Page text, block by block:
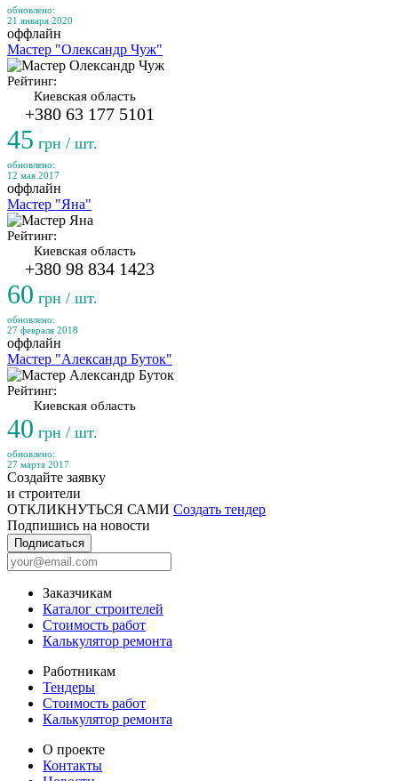
обновлено:
21 января 2020
оффлайн
Мастер "Олександр Чуж"
Рейтинг:
Киевская область
+380 63 177 5101
45 грн / шт.
обновлено:
12 мая 2017
оффлайн
Мастер "Яна"
Рейтинг:
Киевская область
+380 98 834 1423
60 грн / шт.
обновлено:
27 февраля 2018
оффлайн
Мастер "Александр Буток"
Рейтинг:
Киевская область
40 грн / шт.
обновлено:
27 марта 2017
Создайте заявку
и строители
ОТКЛИКНУТЬСЯ САМИ Создать тендер
Подпишись на новости
Подписаться
Заказчикам
Каталог строителей
Стоимость работ
Калькулятор ремонта
Работникам
Тендеры
Стоимость работ
Калькулятор ремонта
О проекте
Контакты